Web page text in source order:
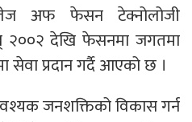
अफ फेसन टेक्नोलोजी
देखि फेसनमा जगतमा
सेवा प्रदान गर्दै आएको छ ।
जनशक्तिको विकास गर्न